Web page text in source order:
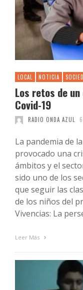
LOCAL NOTICIA
Los retos de
Covid-19
RADIO ONDA AZUL
​​La pandemia de
provocado una
ámbitos y el
sido uno de los
que seguir las
de los niños del
Vivencias: La
Leer Más